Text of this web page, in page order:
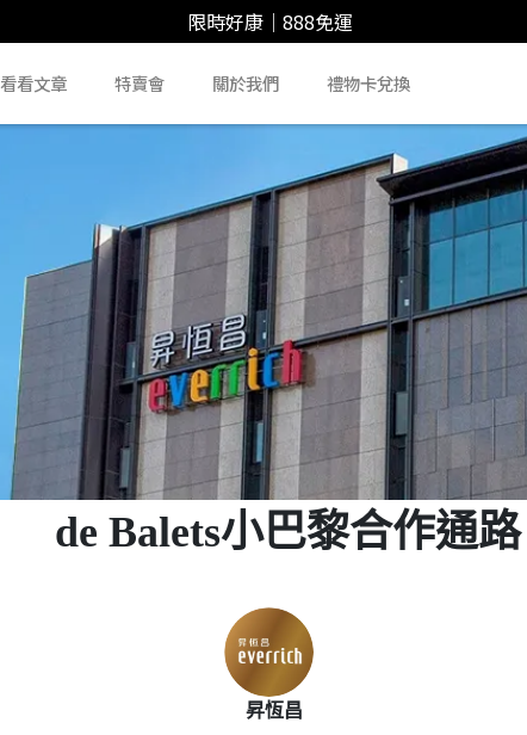
限時好康｜888免運
看看文章 特賣會 關於我們 禮物卡兌換
de Balets小巴黎合作通路